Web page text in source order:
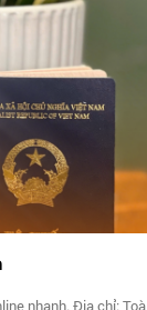
nhanh. Địa chỉ: Toà